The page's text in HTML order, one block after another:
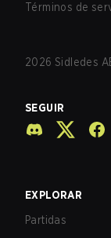
Términos de
2026 Sidledes
SEGUIR
EXPLORAR
Partidas